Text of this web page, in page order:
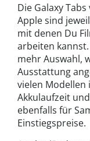
Die Galaxy
Apple sind
mit denen Du
arbeiten
mehr Auswahl,
Ausstattung
vielen Modellen
Akkulaufzeit
ebenfalls für
Einstiegspreise.